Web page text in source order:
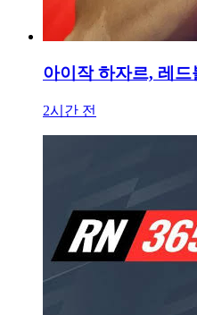
아이작 하자르, 레
2시간 전